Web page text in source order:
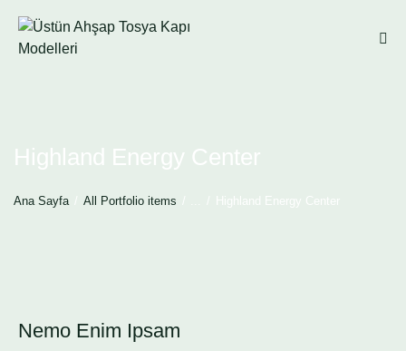
Highland Energy Center
Ana Sayfa All Portfolio items Highland Energy Center
Nemo Enim Ipsam